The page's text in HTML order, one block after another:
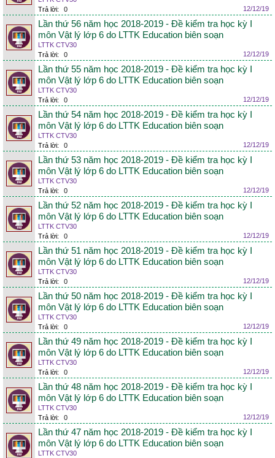
Trả lời:
0 12/12/19
Lần thứ 56 năm học 2018-2019 - Đề kiểm tra học kỳ I
môn Vật lý lớp 6 do LTTK Education biên soạn
LTTK CTV30
Trả lời:
0 12/12/19
Lần thứ 55 năm học 2018-2019 - Đề kiểm tra học kỳ I
môn Vật lý lớp 6 do LTTK Education biên soạn
LTTK CTV30
Trả lời:
0 12/12/19
Lần thứ 54 năm học 2018-2019 - Đề kiểm tra học kỳ I
môn Vật lý lớp 6 do LTTK Education biên soạn
LTTK CTV30
Trả lời:
0 12/12/19
Lần thứ 53 năm học 2018-2019 - Đề kiểm tra học kỳ I
môn Vật lý lớp 6 do LTTK Education biên soạn
LTTK CTV30
Trả lời:
0 12/12/19
Lần thứ 52 năm học 2018-2019 - Đề kiểm tra học kỳ I
môn Vật lý lớp 6 do LTTK Education biên soạn
LTTK CTV30
Trả lời:
0 12/12/19
Lần thứ 51 năm học 2018-2019 - Đề kiểm tra học kỳ I
môn Vật lý lớp 6 do LTTK Education biên soạn
LTTK CTV30
Trả lời:
0 12/12/19
Lần thứ 50 năm học 2018-2019 - Đề kiểm tra học kỳ I
môn Vật lý lớp 6 do LTTK Education biên soạn
LTTK CTV30
Trả lời:
0 12/12/19
Lần thứ 49 năm học 2018-2019 - Đề kiểm tra học kỳ I
môn Vật lý lớp 6 do LTTK Education biên soạn
LTTK CTV30
Trả lời:
0 12/12/19
Lần thứ 48 năm học 2018-2019 - Đề kiểm tra học kỳ I
môn Vật lý lớp 6 do LTTK Education biên soạn
LTTK CTV30
Trả lời:
0 12/12/19
Lần thứ 47 năm học 2018-2019 - Đề kiểm tra học kỳ I
môn Vật lý lớp 6 do LTTK Education biên soạn
LTTK CTV30